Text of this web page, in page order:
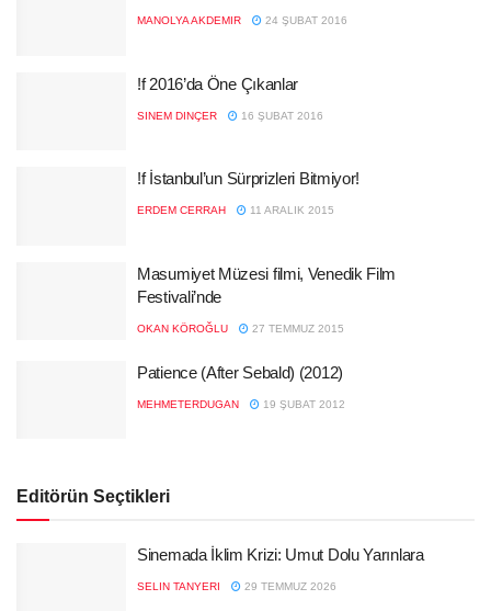
MANOLYA AKDEMIR 24 ŞUBAT 2016
!f 2016’da Öne Çıkanlar
SINEM DINÇER 16 ŞUBAT 2016
!f İstanbul’un Sürprizleri Bitmiyor!
ERDEM CERRAH 11 ARALIK 2015
Masumiyet Müzesi filmi, Venedik Film
Festivali’nde
OKAN KÖROĞLU 27 TEMMUZ 2015
Patience (After Sebald) (2012)
MEHMETERDUGAN 19 ŞUBAT 2012
Editörün Seçtikleri
Sinemada İklim Krizi: Umut Dolu Yarınlara
SELIN TANYERI 29 TEMMUZ 2026